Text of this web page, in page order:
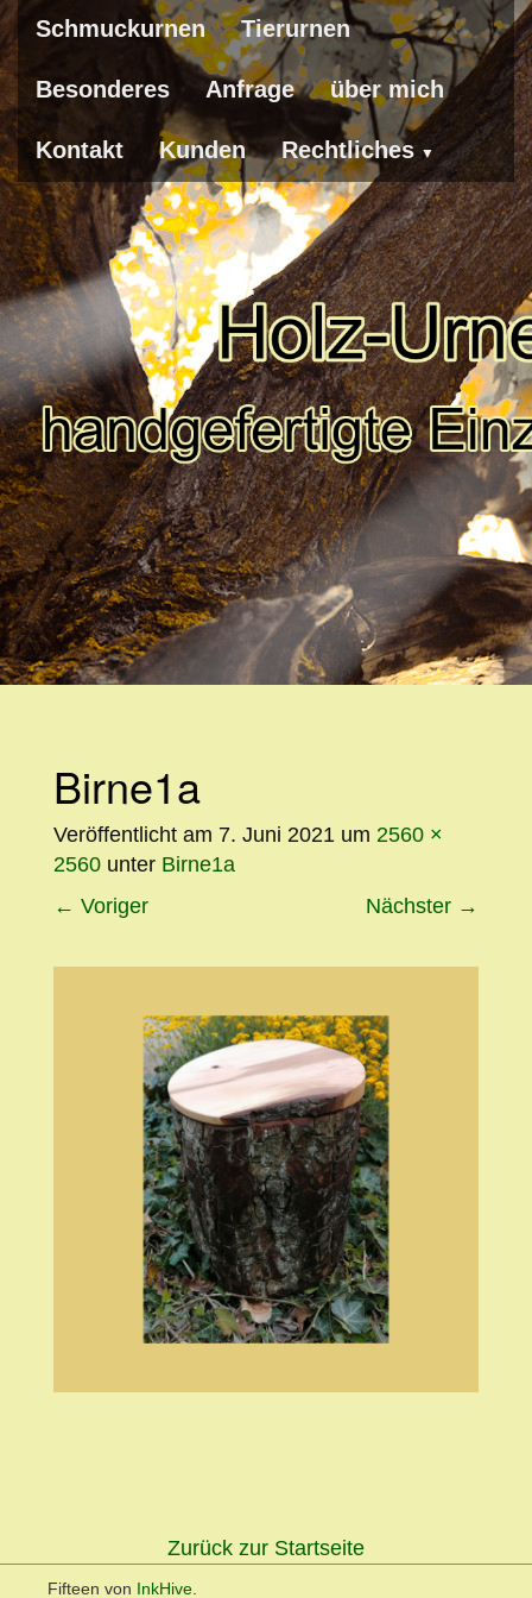
Schmuckurnen Tierurnen
Besonderes Anfrage über mich
Kontakt Kunden Rechtliches
WEITER
ZUM
Birne1a
Veröffentlicht am 7. Juni 2021 um 2560 ×
2560 unter Birne1a
← Voriger Nächster →
Zurück zur Startseite
Fifteen von InkHive